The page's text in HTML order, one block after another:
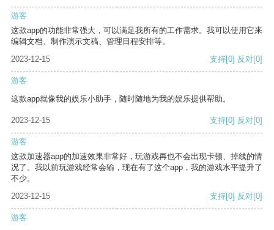
游客
这款app的功能非常强大，可以满足我所有的工作需求。我可以使用它来
编辑文档、制作演示文稿、管理日程安排等。
2023-12-15
支持[0] 反对[0]
游客
这款app就像我的娱乐小助手，随时随地为我的娱乐提供帮助。
2023-12-15 支持[0] 反对[0]
游客
这款加速器app的加速效果非常好，玩游戏再也不会出现卡顿、掉线的情
况了。我以前玩游戏经常会输，现在有了这个app，我的游戏水平提升了
不少。
2023-12-15
支持[0] 反对[0]
游客